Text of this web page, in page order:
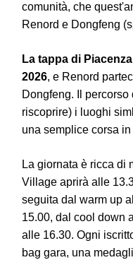
comunità, che
Renord e Dongfeng
La tappa di
2026, e Renord
Dongfeng. Il
riscoprire) i luoghi
una semplice corsa
La giornata è ricca di
Village aprirà alle
seguita dal warm up
15.00, dal cool down
alle 16.30. Ogni
bag gara, una